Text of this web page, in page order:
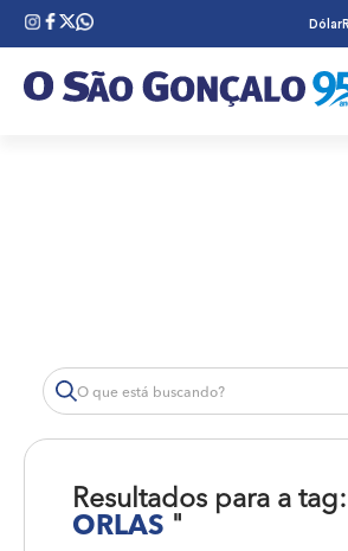
Dólar
Resultados para a
ORLAS "